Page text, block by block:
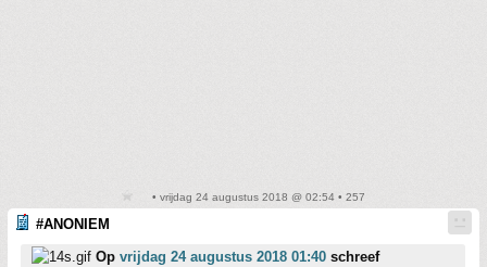
• vrijdag 24 augustus 2018 @ 02:54 • 257
#ANONIEM
Op vrijdag 24 augustus 2018 01:40 schreef